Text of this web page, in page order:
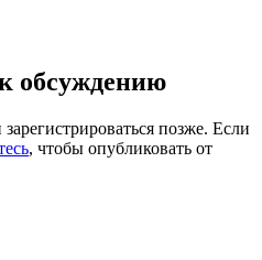
обсуждению
позже. Если
, чтобы опубликовать от